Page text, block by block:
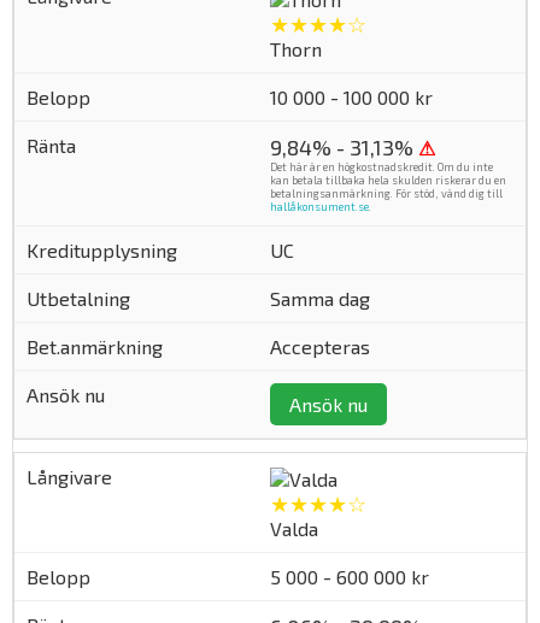
★★★★☆
Thorn
10 000 - 100 000 kr
9,84% - 31,13% ⚠
Det här är en högkostnadskredit. Om du inte
kan betala tillbaka hela skulden riskerar du en
betalningsanmärkning. För stöd, vänd dig till
hallåkonsument.se
UC
Samma dag
Accepteras
Ansök nu
★★★★☆
Valda
5 000 - 600 000 kr